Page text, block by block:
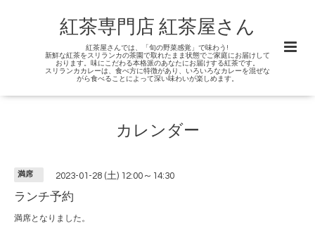
紅茶専門店 紅茶屋さん
紅茶屋さんでは、「旬の野菜感覚」で味わう!
新鮮な紅茶をスリランカの茶園で取れたまま状態でご家庭にお届けして
おります。味にこだわる本格派のあなたにお届けする紅茶です。
スリランカカレーは、食べ方に特徴があり、いろいろなカレーを混ぜな
がら食べることによって深い味わいが楽しめます。
カレンダー
満席 2023-01-28 (土) 12:00～14:30
ランチ予約
満席となりました。